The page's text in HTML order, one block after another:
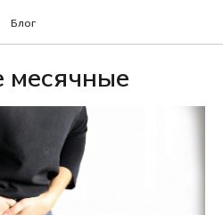
Блог
месячные